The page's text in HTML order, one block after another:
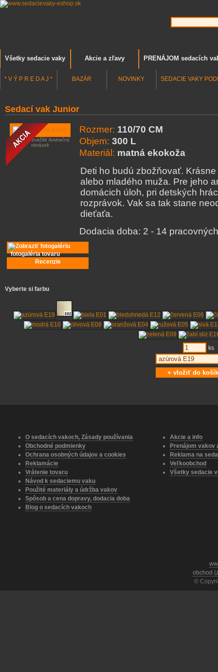
Všetky sedacie vaky Akcie a zľavy PRENÁJOM sedacích
* V Ý P R E D A J * BAZÁR NOVINKY SEDACIE VAKY
Sedací vak Junior
kliknutím zväčšiť ilustračný
obrázok
Rozmer: 110/70 CM
Objem: 300 L
Materiál: matná ekokoža
Deti ho budú zbožňovať.
alebo mladého muža. Pre jeho
domácich úloh, pri detských
rozprávok. Vak sa tak stane
dieťaťa.
Dodacia doba: 2 - 14
fotogaléria tovaru
Recenzie
Vyberte si farbu
ks
O sedacích vakoch, Zásady používania
Obchodné podmienky
Ochrana osobných údajov a cookies
Reklamácie
Vrátenie tovaru
Návod k sedaciemu vaku
Použité materiály a údržba vakov
Spôsob a cena dopravy, dodacia doba
Blog o sedacích vakoch
Akcie a info
Prenájom vakov
Reklama na
Veľkoobchod
Všetky sedacie
obchod
©